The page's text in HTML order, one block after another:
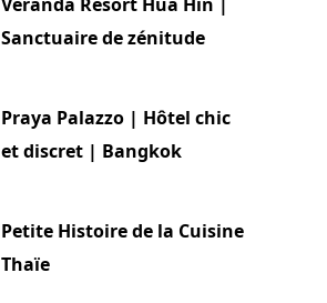
Sanctuaire de zénitude
Praya Palazzo | Hôtel chic
et discret | Bangkok
Petite Histoire de la Cuisine
Thaïe